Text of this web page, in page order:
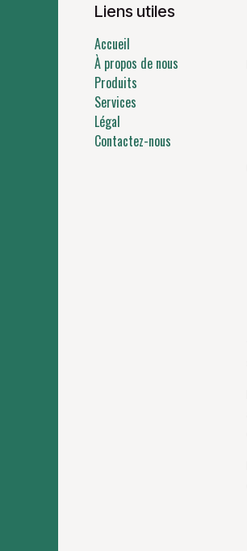
Liens utiles
Accueil
À propos de nous
Produits
Services
Légal
Contactez-nous